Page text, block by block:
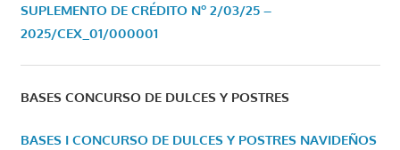
SUPLEMENTO DE CRÉDITO Nº 2/03/25 –
2025/CEX_01/000001
BASES CONCURSO DE DULCES Y POSTRES
BASES I CONCURSO DE DULCES Y POSTRES NAVIDEÑOS